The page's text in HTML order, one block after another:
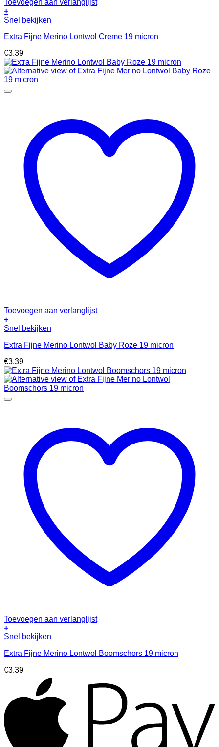
Toevoegen aan verlanglijst
+
Snel bekijken
Extra Fijne Merino Lontwol Creme 19 micron
€3.39
Toevoegen aan verlanglijst
+
Snel bekijken
Extra Fijne Merino Lontwol Baby Roze 19 micron
€3.39
Toevoegen aan verlanglijst
+
Snel bekijken
Extra Fijne Merino Lontwol Boomschors 19 micron
€3.39